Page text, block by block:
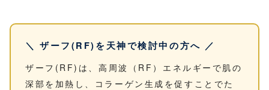
＼ ザーフ(RF)を天神で検討中の方へ ／
ザーフ(RF)は、高周波（RF）エネルギーで肌の
深部を加熱し、コラーゲン生成を促すことでた